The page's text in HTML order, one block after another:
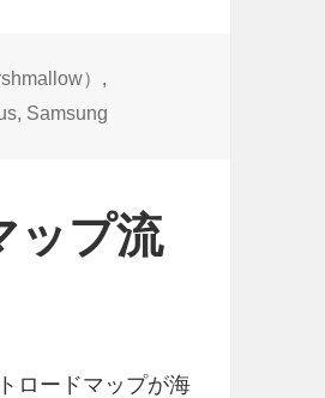
） ,
, Samsung
ップ流
ロードマップが海